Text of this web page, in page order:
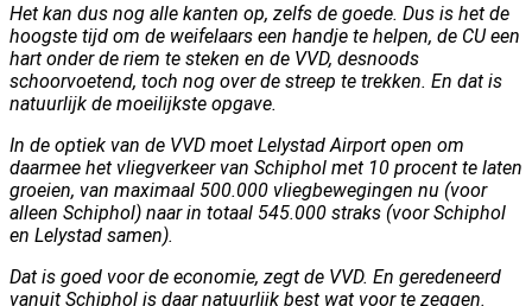
Het kan dus nog alle kanten op, zelfs de goede. Dus is het de
hoogste tijd om de weifelaars een handje te helpen, de CU een
hart onder de riem te steken en de VVD, desnoods
schoorvoetend, toch nog over de streep te trekken. En dat is
natuurlijk de moeilijkste opgave.
In de optiek van de VVD moet Lelystad Airport open om
daarmee het vliegverkeer van Schiphol met 10 procent te laten
groeien, van maximaal 500.000 vliegbewegingen nu (voor
alleen Schiphol) naar in totaal 545.000 straks (voor Schiphol
en Lelystad samen).
Dat is goed voor de economie, zegt de VVD. En geredeneerd
vanuit Schiphol is daar natuurlijk best wat voor te zeggen.